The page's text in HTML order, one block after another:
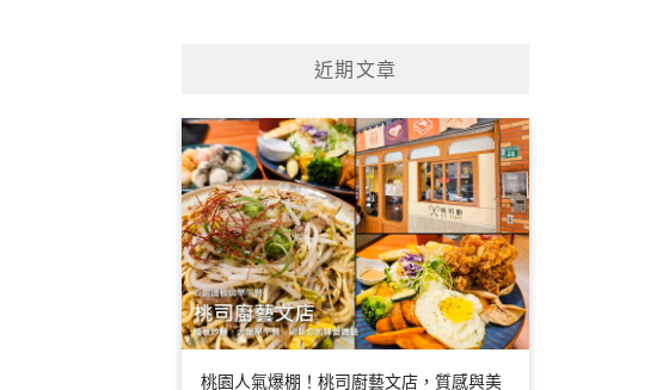
近期文章
桃園人氣爆棚！桃司廚藝文店，質感與美